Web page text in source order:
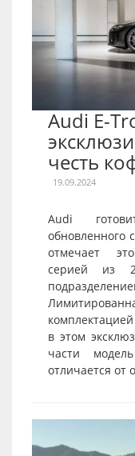
Audi E-
честь
19.09.2024
Audi
обновленного
отмечает
серией из
в этом
части
отличается от